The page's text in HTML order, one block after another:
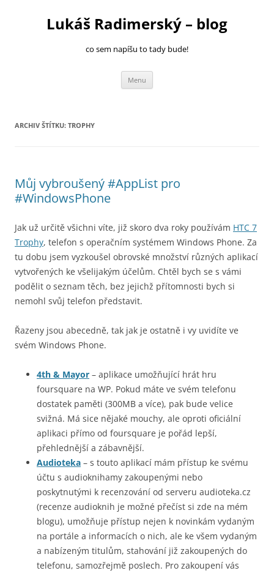
Lukáš Radimerský – blog
co sem napíšu to tady bude!
Menu
ARCHIV ŠTÍTKU: TROPHY
Můj vybroušený #AppList pro
#WindowsPhone
Jak už určitě všichni víte, již skoro dva roky používám HTC 7
Trophy, telefon s operačním systémem Windows Phone. Za
tu dobu jsem vyzkoušel obrovské množství různých aplikací
vytvořených ke všelijakým účelům. Chtěl bych se s vámi
podělit o seznam těch, bez jejichž přítomnosti bych si
nemohl svůj telefon představit.
Řazeny jsou abecedně, tak jak je ostatně i vy uvidíte ve
svém Windows Phone.
4th & Mayor – aplikace umožňující hrát hru
foursquare na WP. Pokud máte ve svém telefonu
dostatek paměti (300MB a více), pak bude velice
svižná. Má sice nějaké mouchy, ale oproti oficiální
aplikaci přímo od foursquare je pořád lepší,
přehlednější a zábavnější.
Audioteka – s touto aplikací mám přístup ke svému
účtu s audioknihamy zakoupenými nebo
poskytnutými k recenzování od serveru audioteka.cz
(recenze audioknih je možné přečíst si zde na mém
blogu), umožňuje přístup nejen k novinkám vydaným
na portále a informacích o nich, ale ke všem vydaným
a nabízeným titulům, stahování již zakoupených do
telefonu, samozřejmě poslech. Pro zakoupení vás